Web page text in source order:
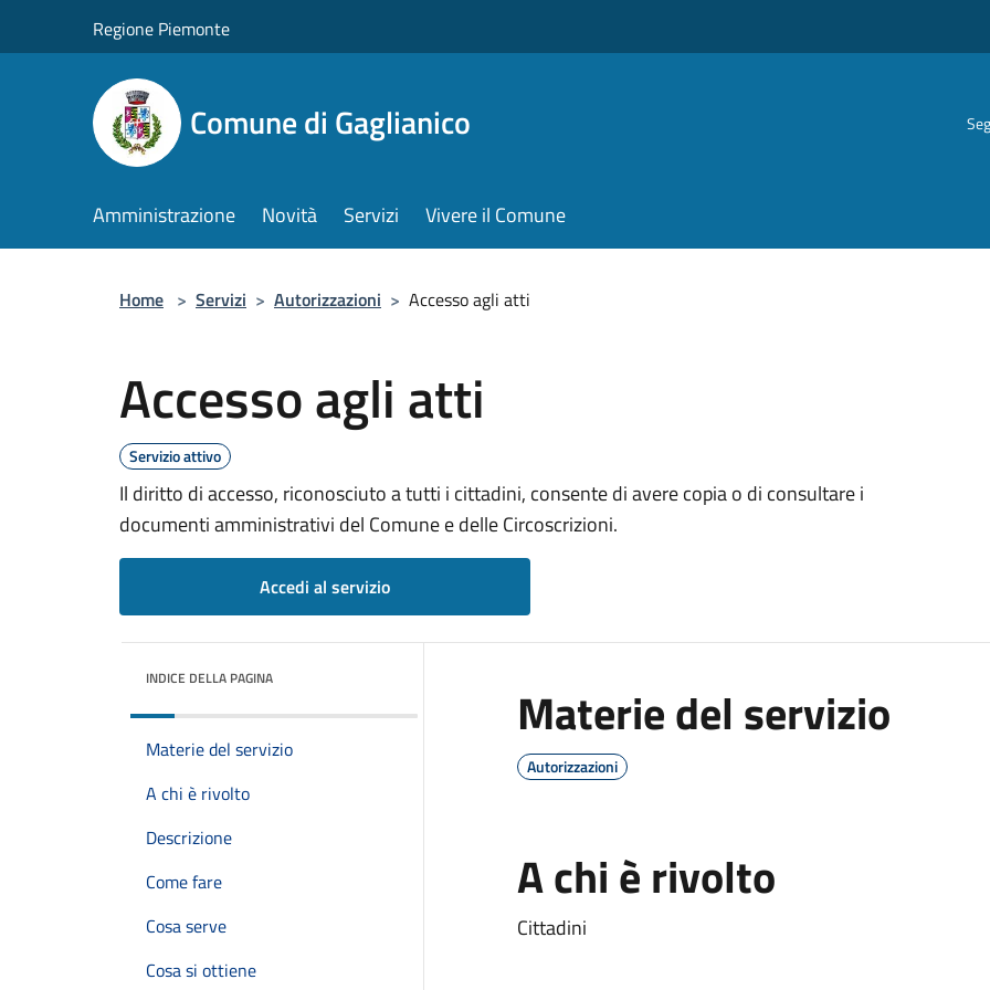
Regione Piemonte
Comune di Gaglianico
Amministrazione Novità Servizi Vivere il Comune
Home > Servizi > Autorizzazioni > Accesso agli atti
Accesso agli atti
Servizio attivo
Il diritto di accesso, riconosciuto a tutti i cittadini, consente di avere copia o di consultare i
documenti amministrativi del Comune e delle Circoscrizioni.
Accedi al servizio
INDICE DELLA PAGINA
Materie del servizio
A chi è rivolto
Descrizione
Come fare
Cosa serve
Cosa si ottiene
Materie del servizio
Autorizzazioni
A chi è rivolto
Cittadini